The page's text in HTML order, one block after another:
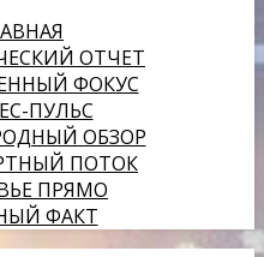
ОТЧЕТ
ФОКУС
ПУЛЬС
ОБЗОР
ПОТОК
ПРЯМО
ФАКТ